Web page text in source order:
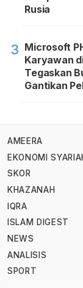
Rusia
3 Microsoft
Karyawan
Tegaskan
Gantikan
AMEERA
EKONOMI
SKOR
KHAZANAH
IQRA
ISLAM DIGEST
NEWS
ANALISIS
SPORT